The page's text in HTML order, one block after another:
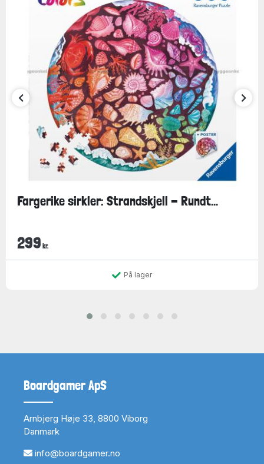
Fargerike sirkler: Strandskjell - Rundt...
299 kr.
På lager
Boardgamer ApS
Arnbjerg Høje 33, 8800 Viborg
Danmark
info@boardgamer.no